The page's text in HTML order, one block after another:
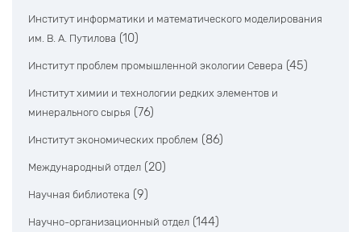
Институт информатики и математического моделирования
им. В. А. Путилова (10)
Институт проблем промышленной экологии Севера (45)
Институт химии и технологии редких элементов и
минерального сырья (76)
Институт экономических проблем (86)
Международный отдел (20)
Научная библиотека (9)
Научно-организационный отдел (144)